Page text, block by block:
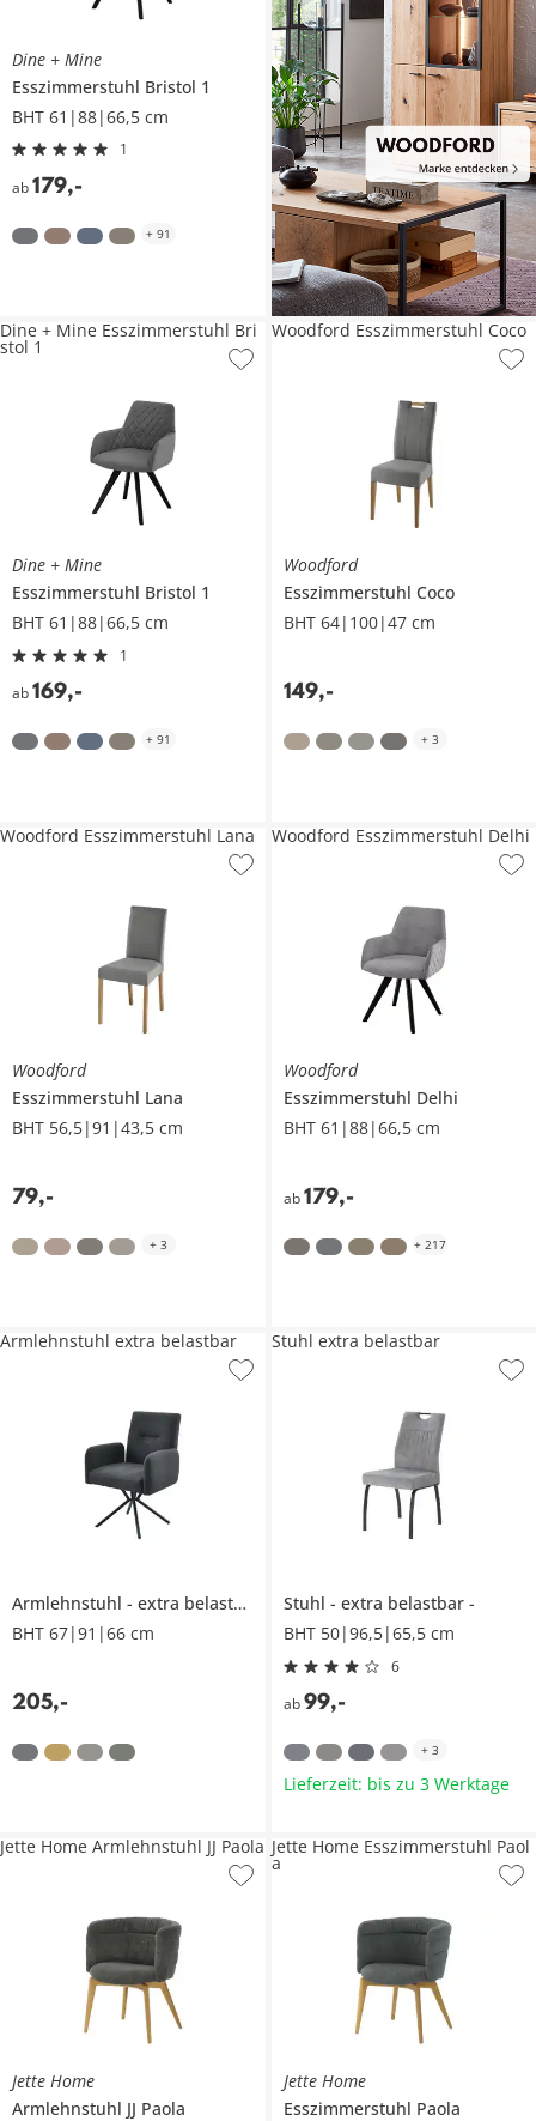
Dine + Mine
Esszimmerstuhl Bristol 1
BHT 61|88|66,5 cm
1
ab179,-
+ 91
Dine + Mine
Esszimmerstuhl Bristol 1
BHT 61|88|66,5 cm
1
ab169,-
Dine + Mine Esszimmerstuhl Bri
stol 1
+ 91
Woodford
Esszimmerstuhl Coco
BHT 64|100|47 cm
149,-
Woodford Esszimmerstuhl Coco
+ 3
Woodford
Esszimmerstuhl Lana
BHT 56,5|91|43,5 cm
79,-
Woodford Esszimmerstuhl Lana
+ 3
Woodford
Esszimmerstuhl Delhi
BHT 61|88|66,5 cm
ab 179,-
Woodford Esszimmerstuhl Delhi
+ 217
Armlehnstuhl
extra belastbar
BHT 67|91|66 cm
205,-
Armlehnstuhl extra belastbar
Stuhl
extra belastbar
BHT 50|96,5|65,5 cm
6
ab 99,-
Stuhl extra belastbar
+ 3
Lieferzeit: bis zu 3 Werktage
Jette Home
Armlehnstuhl JJ Paola
Jette Home Armlehnstuhl JJ Paola
Jette Home
Esszimmerstuhl Paola
Jette Home Esszimmerstuhl Paol
a